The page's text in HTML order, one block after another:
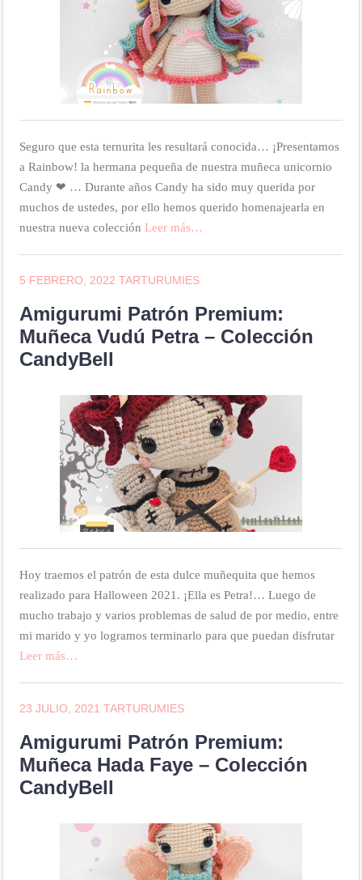
Seguro que esta ternurita les resultará conocida… ¡Presentamos
a Rainbow! la hermana pequeña de nuestra muñeca unicornio
Candy ❤ … Durante años Candy ha sido muy querida por
muchos de ustedes, por ello hemos querido homenajearla en
nuestra nueva colección Leer más…
5 FEBRERO, 2022 TARTURUMIES
Amigurumi Patrón Premium:
Muñeca Vudú Petra – Colección
CandyBell
Hoy traemos el patrón de esta dulce muñequita que hemos
realizado para Halloween 2021. ¡Ella es Petra!… Luego de
mucho trabajo y varios problemas de salud de por medio, entre
mi marido y yo logramos terminarlo para que puedan disfrutar
Leer más…
23 JULIO, 2021 TARTURUMIES
Amigurumi Patrón Premium:
Muñeca Hada Faye – Colección
CandyBell